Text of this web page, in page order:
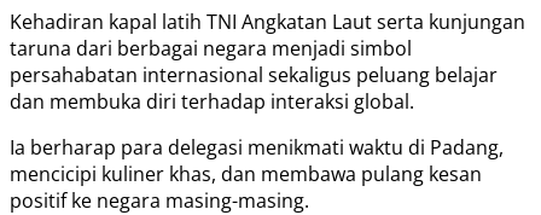
Kehadiran kapal latih TNI Angkatan Laut serta kunjungan
taruna dari berbagai negara menjadi simbol
persahabatan internasional sekaligus peluang belajar
dan membuka diri terhadap interaksi global.
Ia berharap para delegasi menikmati waktu di Padang,
mencicipi kuliner khas, dan membawa pulang kesan
positif ke negara masing-masing.